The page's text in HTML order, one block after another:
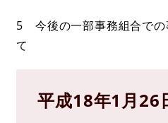
5 今後の一部事務組合での
て
平成18年1月